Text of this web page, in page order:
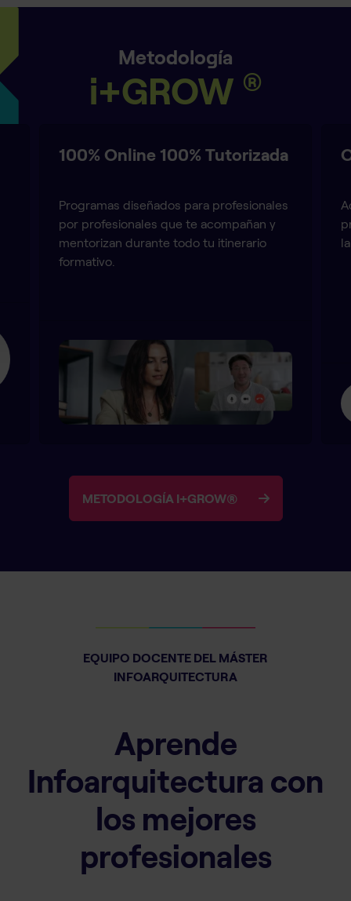
Metodología
i+GROW ®
100% Online 100% Tutorizada
Programas diseñados para profesionales
por profesionales que te acompañan y
mentorizan durante todo tu itinerario
formativo.
METODOLOGÍA I+GROW®
EQUIPO DOCENTE DEL MÁSTER
INFOARQUITECTURA
Aprende
Infoarquitectura con
los mejores
profesionales